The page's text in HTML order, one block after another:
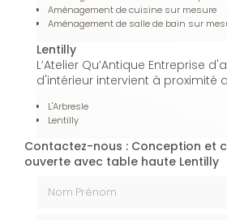
Aménagement de cuisine sur mesure
Aménagement de salle de bain sur
Lentilly
L’Atelier Qu’Antique Entreprise
d'intérieur intervient à proximité
L'Arbresle
Lentilly
Contactez-nous : Conception et
ouverte avec table haute Lentilly